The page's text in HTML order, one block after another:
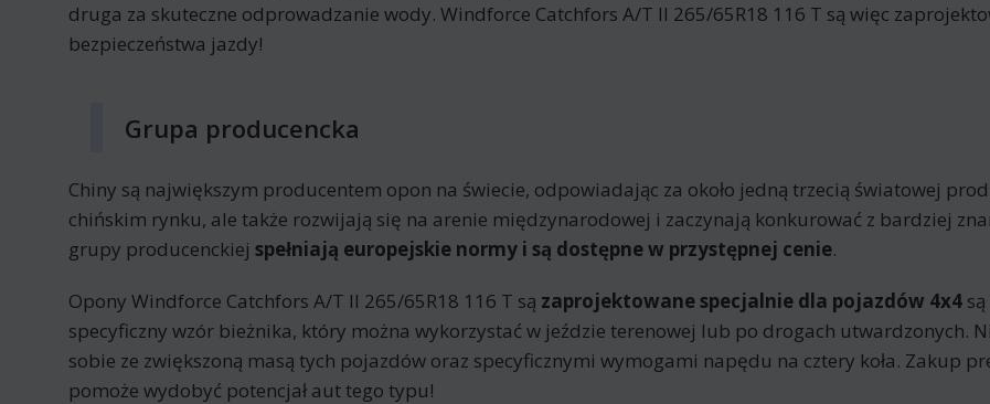
druga za skuteczne odprowadzanie wody. Windforce Catchfors A/T II 265/65R18 116 T są więc
bezpieczeństwa jazdy!
Grupa producencka
Chiny są największym producentem opon na świecie, odpowiadając za około jedną trzecią światowej
chińskim rynku, ale także rozwijają się na arenie międzynarodowej i zaczynają konkurować z bardziej
grupy producenckiej spełniają europejskie normy i są dostępne w przystępnej cenie.
Opony Windforce Catchfors A/T II 265/65R18 116 T są zaprojektowane specjalnie dla pojazdów 4x4
specyficzny wzór bieżnika, który można wykorzystać w jeździe terenowej lub po drogach utwardzonych.
sobie ze zwiększoną masą tych pojazdów oraz specyficznymi wymogami napędu na cztery koła. Zakup
pomoże wydobyć potencjał aut tego typu!